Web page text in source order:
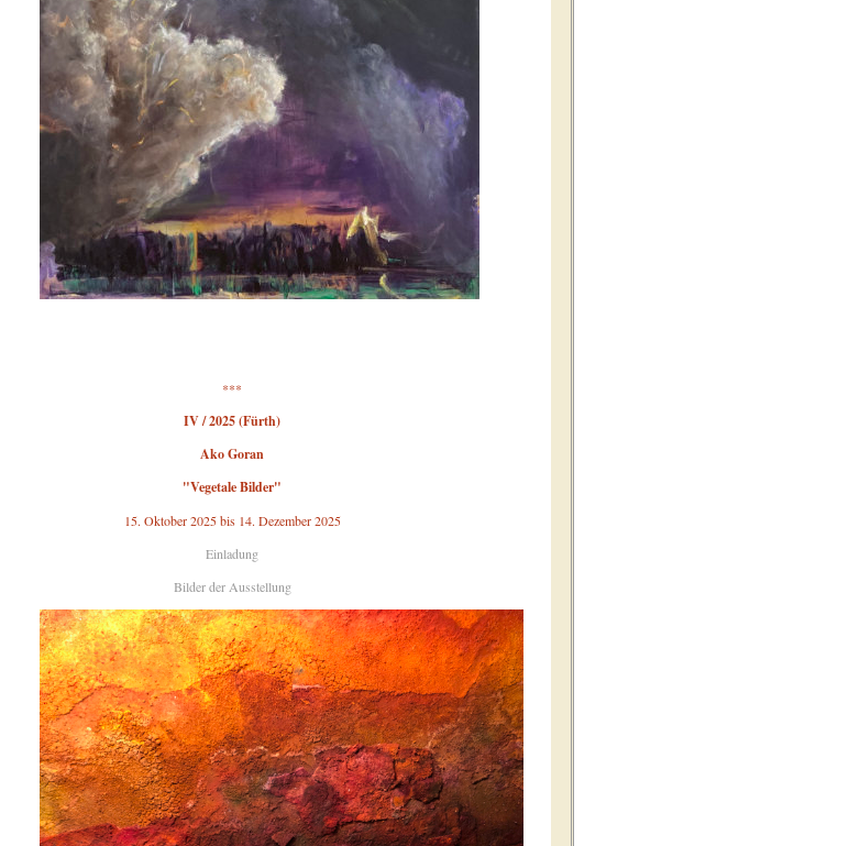
***
IV / 2025 (Fürth)
Ako Goran
"Vegetale Bilder"
15. Oktober 2025 bis 14. Dezember 2025
Einladung
Bilder der Ausstellung